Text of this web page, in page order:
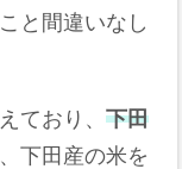
と間違いなし
ており、下田
下田産の米を